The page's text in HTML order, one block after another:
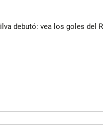
debutó: vea los goles del